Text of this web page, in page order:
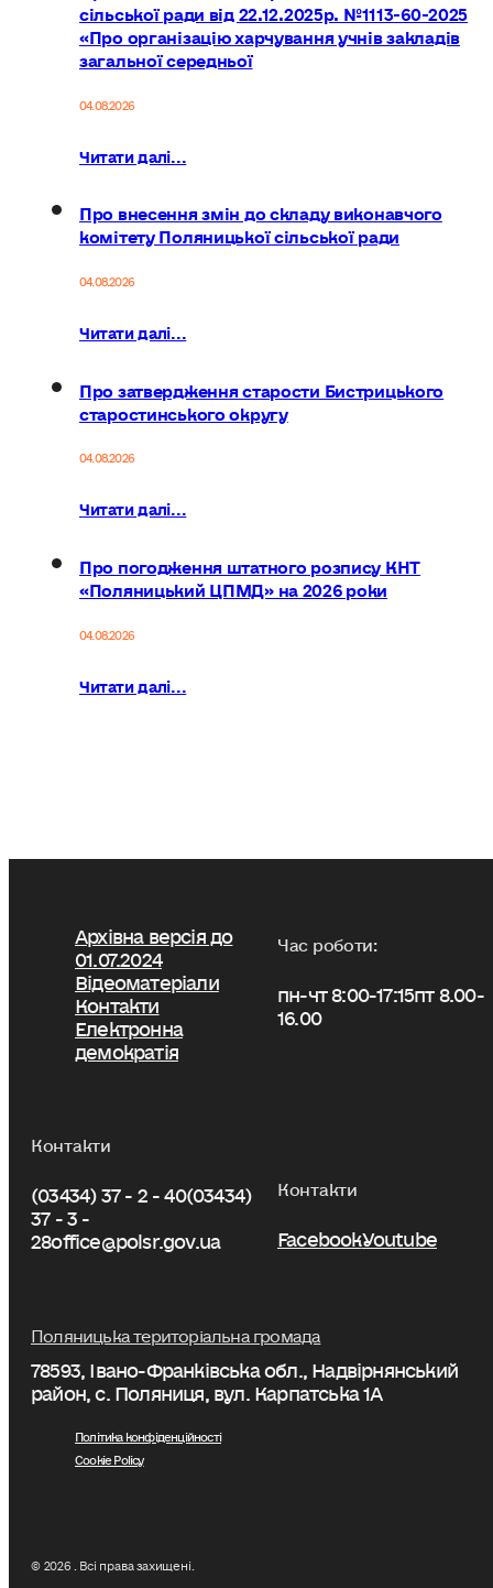
сільської ради від 22.12.2025р. №1113-60-2025
«Про організацію харчування учнів закладів
загальної середньої
04.08.2026
Читати далі...
Про внесення змін до складу виконавчого
комітету Поляницької сільської ради
04.08.2026
Читати далі...
Про затвердження старости Бистрицького
старостинського округу
04.08.2026
Читати далі...
Про погодження штатного розпису КНТ
«Поляницький ЦПМД» на 2026 роки
04.08.2026
Читати далі...
Архівна версія до
01.07.2024
Відеоматеріали
Контакти
Електронна
демократія
Час роботи:
пн-чт 8:00-17:15пт 8.00-
16.00
Контакти
(03434) 37 - 2 - 40(03434)
37 - 3 -
28office@polsr.gov.ua
Контакти
FacebookYoutube
Поляницька територіальна громада
78593, Івано-Франківська обл., Надвірнянський
район, с. Поляниця, вул. Карпатська 1А
Політика конфіденційності
Cookie Policy
© 2026 . Всі права захищені.